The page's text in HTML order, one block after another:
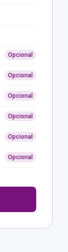
Opcional
Opcional
Opcional
Opcional
Opcional
Opcional